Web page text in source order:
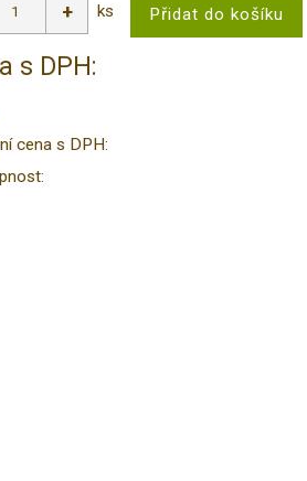
ks
s DPH:
cena s DPH: